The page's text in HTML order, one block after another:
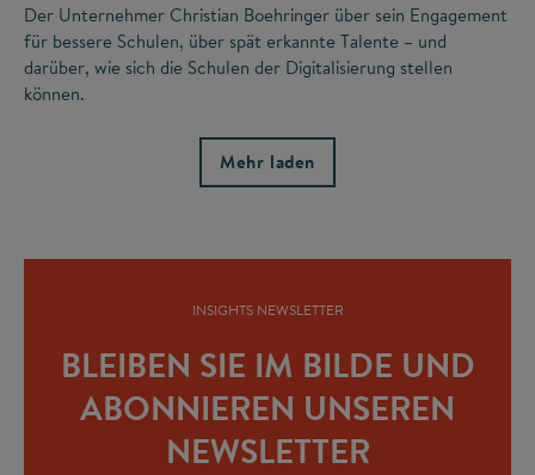
Der Unternehmer Christian Boehringer über sein Engagement
für bessere Schulen, über spät erkannte Talente – und
darüber, wie sich die Schulen der Digitalisierung stellen
können.
Mehr laden
INSIGHTS NEWSLETTER
BLEIBEN SIE IM BILDE UND
ABONNIEREN UNSEREN
NEWSLETTER